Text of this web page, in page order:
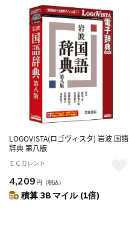
LOGOVISTA(ロゴヴィスタ) 岩波 国語
辞典 第八版
ＥＣカレント
4,209 円 （税込）
積算 38 マイル (1倍)